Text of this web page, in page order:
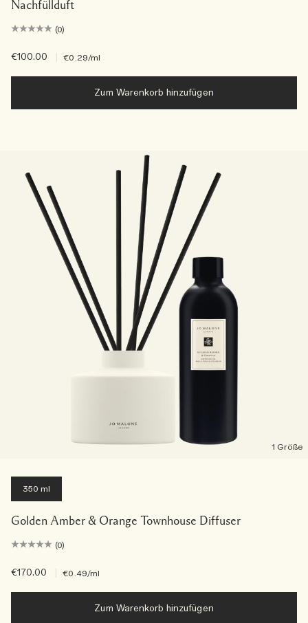
Nachfüllduft
(0)
€100.00 €0.29/ml
Zum Warenkorb hinzufügen
1 Größe
350 ml
Golden Amber & Orange Townhouse Diffuser
(0)
€170.00 €0.49/ml
Zum Warenkorb hinzufügen